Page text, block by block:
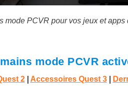
mode PCVR pour vos jeux et
mode PCVR
2| Accessoires Quest 3